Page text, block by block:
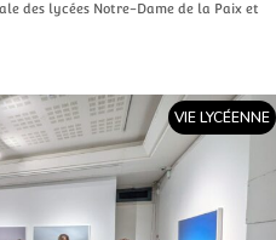
des lycées Notre-Dame de la Paix et
VIE LYCÉENNE